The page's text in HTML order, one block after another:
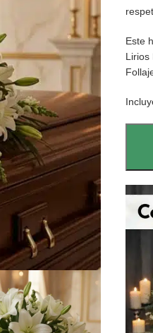
Este
Lirios